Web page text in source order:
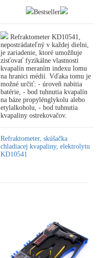
Bestseller
Refraktometer KD10541,
nepostrádateľný v každej dielni,
je zariadenie, ktoré umožňuje
zisťovať fyzikálne vlastnosti
kvapalín meraním indexu lomu
na hranici médií. Vďaka tomu je
možné určiť: - úroveň nabitia
batérie, - bod tuhnutia kvapalín
na báze propylénglykolu alebo
etylalkoholu, - bod tuhnutia
kvapaliny ostrekovačov.
Refraktometer, skúšačka
chladiacej kvapaliny, elektrolytu
KD10541